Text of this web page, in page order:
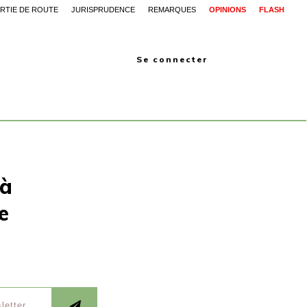
DE ROUTE JURISPRUDENCE REMARQUES OPINIONS FLASH
Se connecter